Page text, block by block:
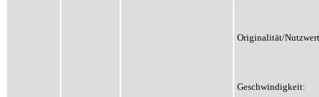
Originalität/
Geschwindigkeit: